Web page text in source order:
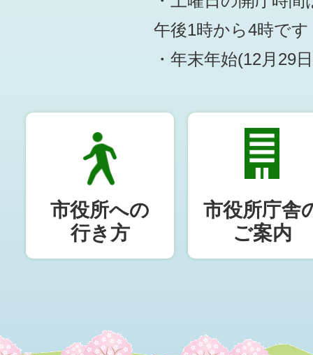
午後1時から4時です
・年末年始(12月29
市役所への
行き方
市役所庁舎
ご案内